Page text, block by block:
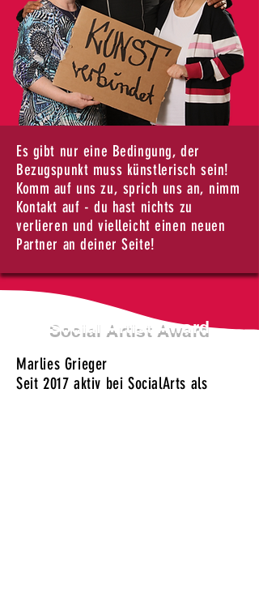
Es gibt nur eine Bedingung, der
Bezugspunkt muss künstlerisch sein!
Komm auf uns zu, sprich uns an, nimm
Kontakt auf - du hast nichts zu
verlieren und vielleicht einen neuen
Partner an deiner Seite!
Social Artist Award
Marlies Grieger
Seit 2017 aktiv bei SocialArts als